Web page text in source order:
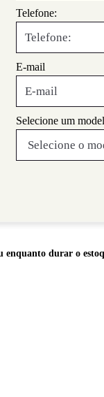
Telefone:
E-mail
Selecione um
enquanto durar o